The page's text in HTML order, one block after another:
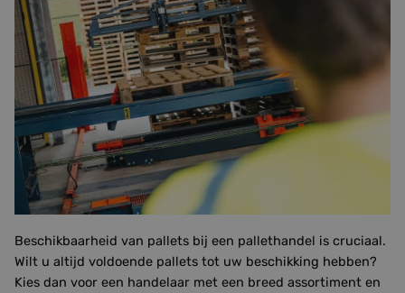
zorgen ervoor dat de juiste pallets op het juiste moment
beschikbaar zijn voor transport en opslag. Maar waar moet
precies op gelet worden als u zaken doet met een
pallethandel? In dit artikel geven we u een overzicht van de
belangrijkste aandachtspunten, zodat u goed voorbereid
bent en de juiste keuze kunt maken.
BESCHIKBAARHEID VAN PALLETS
IN DE PALLETHANDEL
Beschikbaarheid van pallets bij een pallethandel is cruciaal.
Wilt u altijd voldoende pallets tot uw beschikking hebben?
Kies dan voor een handelaar met een breed assortiment en